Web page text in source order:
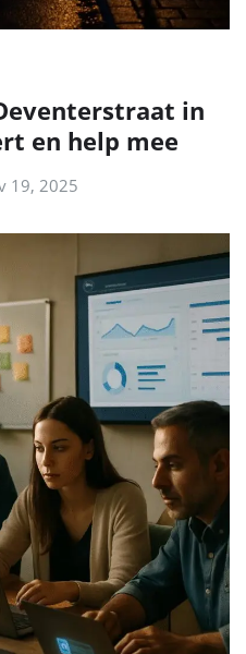
in
en help mee
19, 2025